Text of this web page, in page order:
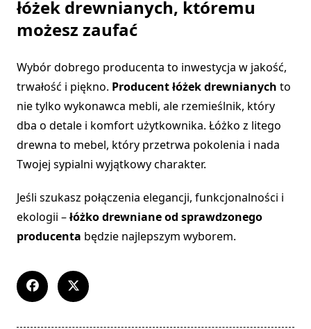
łóżek drewnianych, któremu
możesz zaufać
Wybór dobrego producenta to inwestycja w jakość,
trwałość i piękno. Producent łóżek drewnianych to
nie tylko wykonawca mebli, ale rzemieślnik, który
dba o detale i komfort użytkownika. Łóżko z litego
drewna to mebel, który przetrwa pokolenia i nada
Twojej sypialni wyjątkowy charakter.
Jeśli szukasz połączenia elegancji, funkcjonalności i
ekologii –łóżko drewniane od sprawdzonego
producenta będzie najlepszym wyborem.